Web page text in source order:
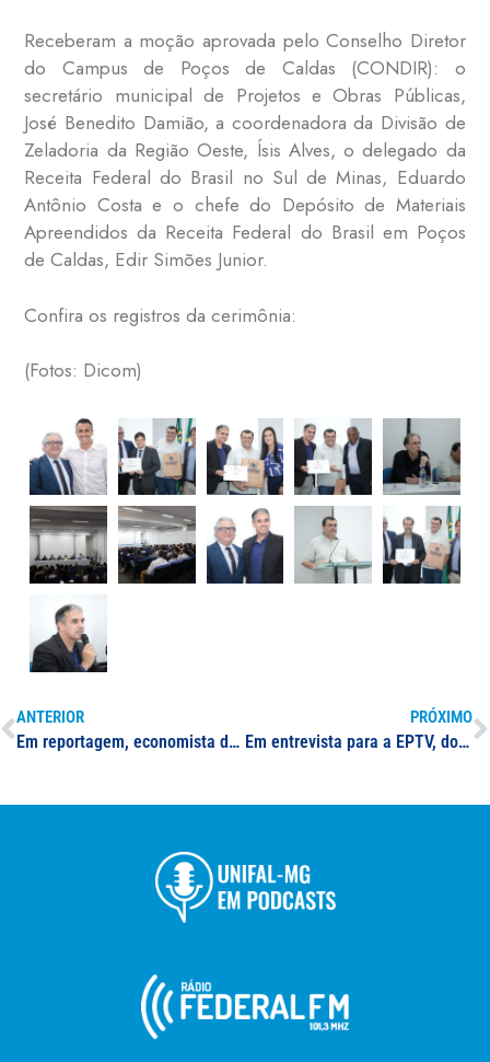
Receberam a moção aprovada pelo Conselho Diretor
do Campus de Poços de Caldas (CONDIR): o
secretário municipal de Projetos e Obras Públicas,
José Benedito Damião, a coordenadora da Divisão de
Zeladoria da Região Oeste, Ísis Alves, o delegado da
Receita Federal do Brasil no Sul de Minas, Eduardo
Antônio Costa e o chefe do Depósito de Materiais
Apreendidos da Receita Federal do Brasil em Poços
de Caldas, Edir Simões Junior.
Confira os registros da cerimônia:
(Fotos: Dicom)
ANTERIOR
Em reportagem, economista da UNIFAL-MG orienta como não cair em golpe alertado pela Federação de Bancos; criminosos utilizam falsa central de atendimento
PRÓXIMO
Em entrevista para a EPTV, docente da UNIFAL-MG comenta episódios de violência na região